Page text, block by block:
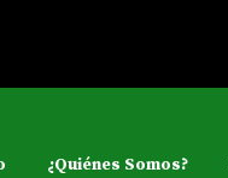
¿Quiénes Somos?